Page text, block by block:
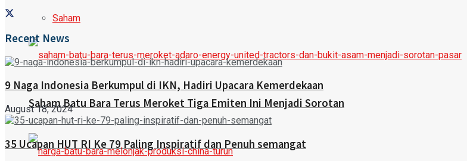
Saham
Saham Batu Bara Terus Meroket Tiga Emiten Ini Menjadi Sorotan
Recent News
9 Naga Indonesia Berkumpul di IKN, Hadiri Upacara Kemerdekaan
August 18, 2024
35 Ucapan HUT RI Ke 79 Paling Inspiratif dan Penuh semangat